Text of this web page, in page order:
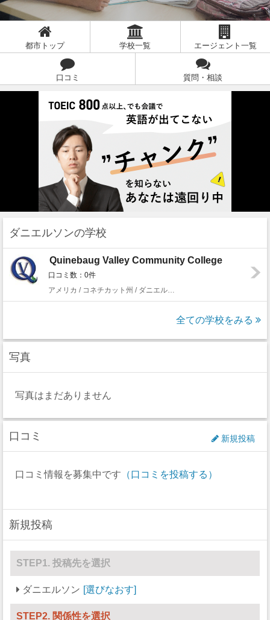
都市トップ 学校一覧 エージェント一覧
口コミ 質問・相談
ダニエルソンの学校
Quinebaug Valley Community College
口コミ数：0件
アメリカ / コネチカット州 / ダニエルソン
全ての学校をみる
写真
写真はまだありません
口コミ 新規投稿
口コミ情報を募集中です （口コミを投稿する）
新規投稿
STEP1. 投稿先を選択
ダニエルソン 選びなおす
STEP2. 関係性を選択